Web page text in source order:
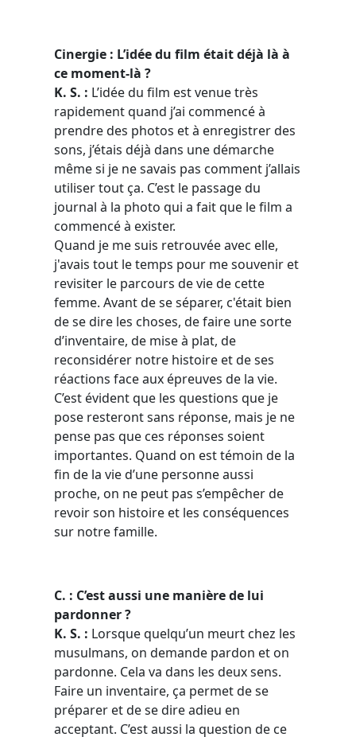
Cinergie : L’idée du film était déjà là à
ce moment-là ?
K. S. : L’idée du film est venue très
rapidement quand j’ai commencé à
prendre des photos et à enregistrer des
sons, j’étais déjà dans une démarche
même si je ne savais pas comment j’allais
utiliser tout ça. C’est le passage du
journal à la photo qui a fait que le film a
commencé à exister.
Quand je me suis retrouvée avec elle,
j'avais tout le temps pour me souvenir et
revisiter le parcours de vie de cette
femme. Avant de se séparer, c'était bien
de se dire les choses, de faire une sorte
d’inventaire, de mise à plat, de
reconsidérer notre histoire et de ses
réactions face aux épreuves de la vie.
C’est évident que les questions que je
pose resteront sans réponse, mais je ne
pense pas que ces réponses soient
importantes. Quand on est témoin de la
fin de la vie d’une personne aussi
proche, on ne peut pas s’empêcher de
revoir son histoire et les conséquences
sur notre famille.
C. : C’est aussi une manière de lui
pardonner ?
K. S. : Lorsque quelqu’un meurt chez les
musulmans, on demande pardon et on
pardonne. Cela va dans les deux sens.
Faire un inventaire, ça permet de se
préparer et de se dire adieu en
acceptant. C’est aussi la question de ce